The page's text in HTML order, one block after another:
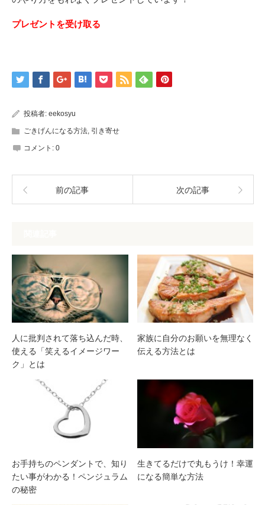
プレゼントを受け取る
投稿者: eekosyu
ごきげんになる方法, 引き寄せ
コメント: 0
前の記事 次の記事
人に批判されて落ち込んだ時、
使える「笑えるイメージワー
ク」とは
家族に自分のお願いを無理なく
伝える方法とは
お手持ちのペンダントで、知り
たい事がわかる！ペンジュラム
の秘密
生きてるだけで丸もうけ！幸運
になる簡単な方法